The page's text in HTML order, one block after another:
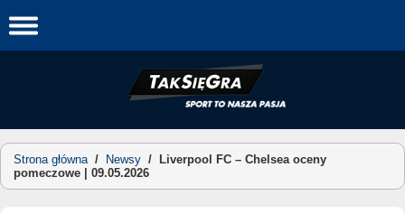
to
Strona główna/ Newsy /
Liverpool FC – Chelsea oceny
pomeczowe | 09.05.2026